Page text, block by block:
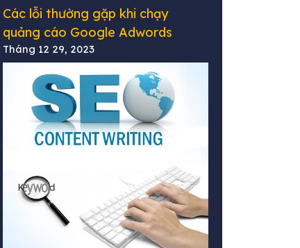
Các lỗi thường gặp khi chạy
quảng cáo Google Adwords
Tháng 12 29, 2023